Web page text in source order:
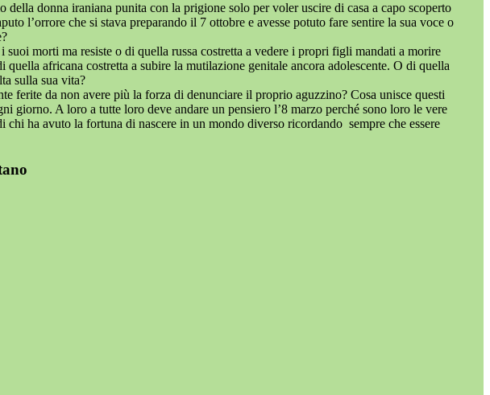
donna iraniana punita con la prigione solo per voler uscire di casa a capo scoperto
l’orrore che si stava preparando il 7 ottobre e avesse potuto fare sentire la sua voce o
morti ma resiste o di quella russa costretta a vedere i propri figli mandati a morire
africana costretta a subire la mutilazione genitale ancora adolescente. O di quella
sulla sua vita?
ferite da non avere più la forza di denunciare il proprio aguzzino? Cosa unisce questi
giorno. A loro a tutte loro deve andare un pensiero l’8 marzo perché sono loro le vere
ha avuto la fortuna di nascere in un mondo diverso ricordando sempre che essere